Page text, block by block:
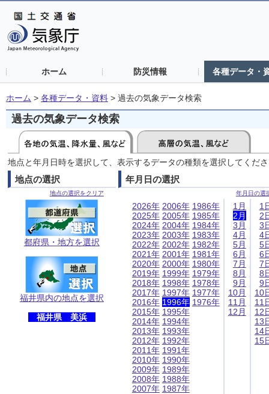
ホーム 防災情報 各種データ・
ホーム > 各種データ・資料 > 過去の気象データ検索
過去の気象データ検索
地点と年月日時を選択して、表示するデータの種類を選択してくだ
地点の選択
地点の選択をクリア
都府県・地方を選択
福井県内の地点を選択
福井県 美浜
年月日の選択
年月日の選
2026年
2025年
2024年
2023年
2022年
2021年
2020年
2019年
2018年
2017年
2016年
2015年
2014年
2013年
2012年
2011年
2010年
2009年
2008年
2007年
2006年
2005年
2004年
2003年
2002年
2001年
2000年
1999年
1998年
1997年
1996年
1995年
1994年
1993年
1992年
1991年
1990年
1989年
1988年
1987年
1986年
1985年
1984年
1983年
1982年
1981年
1980年
1979年
1978年
1977年
1976年
1月
2月
3月
4月
5月
6月
7月
8月
9月
10月
11月
12月
1
2
3
4
5
6
7
8
9
10
11
12
13
14
15